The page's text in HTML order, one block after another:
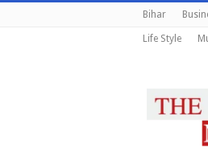
Bihar
Life Style